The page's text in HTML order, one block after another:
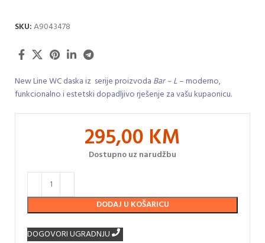
SKU:A9043478
New Line WC daska iz serije proizvoda Bar – L– moderno,
funkcionalno i estetski dopadljivo rješenje za vašu kupaonicu.
295,00 KM
Dostupno uz narudžbu
DODAJ U KOŠARICU
DOGOVORI UGRADNJU